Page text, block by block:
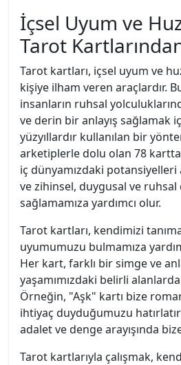
İçsel Uyum ve
Tarot
Tarot kartları, içsel uyum ve
kişiye ilham veren araçlardır.
insanların ruhsal
ve derin bir anlayış sağlamak
yüzyıllardır kullanılan bir
arketiplerle dolu olan 78
iç dünyamızdaki potansiyelleri
ve zihinsel, duygusal ve ruhsal
sağlamamıza yardımcı olur.
Tarot kartları, kendimizi
uyumumuzu bulmamıza
Her kart, farklı bir simge ve
yaşamımızdaki belirli
Örneğin, "Aşk" kartı bize
ihtiyaç duyduğumuzu
adalet ve denge arayışında
Tarot kartlarıyla çalışmak,